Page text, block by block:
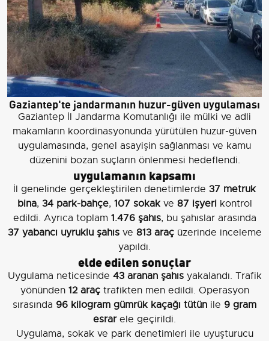
Gaziantep'te jandarmanın huzur-güven uygulaması
Gaziantep İl Jandarma Komutanlığı ile mülki ve adli
makamların koordinasyonunda yürütülen huzur-güven
uygulamasında, genel asayişin sağlanması ve kamu
düzenini bozan suçların önlenmesi hedeflendi.
uygulamanın kapsamı
İl genelinde gerçekleştirilen denetimlerde 37 metruk
bina, 34 park-bahçe, 107 sokakve 87 işyerikontrol
edildi. Ayrıca toplam 1.476 şahıs, bu şahıslar arasında
37 yabancı uyruklu şahısve 813 araçüzerinde inceleme
yapıldı.
elde edilen sonuçlar
Uygulama neticesinde 43 aranan şahısyakalandı. Trafik
yönünden 12 araçtrafikten men edildi. Operasyon
sırasında 96 kilogram gümrük kaçağı tütün ile 9 gram
esrarele geçirildi.
Uygulama, sokak ve park denetimleri ile uyuşturucu